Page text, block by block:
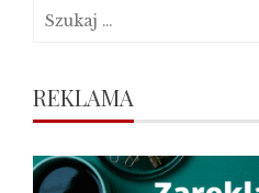
Szukaj:
REKLAMA